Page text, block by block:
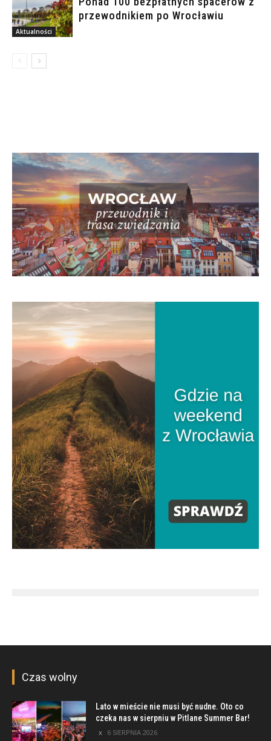
Aktualności
przewodnikiem po Wrocławiu
Czas wolny
Lato w mieście nie musi być nudne. Oto co
czeka nas w sierpniu w Pitlane Summer Bar!
6 SIERPNIA 2026